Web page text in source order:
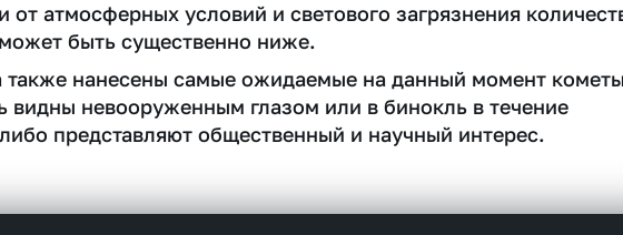
от атмосферных условий и светового загрязнения
быть существенно ниже.
также нанесены самые ожидаемые на данный момент
видны невооруженным глазом или в бинокль в течение
представляют общественный и научный интерес.